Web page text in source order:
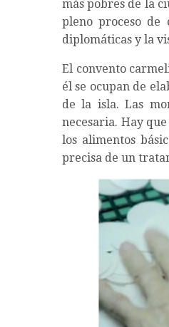
más pobres de la
pleno proceso de
diplomáticas y la
El convento
él se ocupan de
de la isla. Las
necesaria. Hay
los alimentos
precisa de un